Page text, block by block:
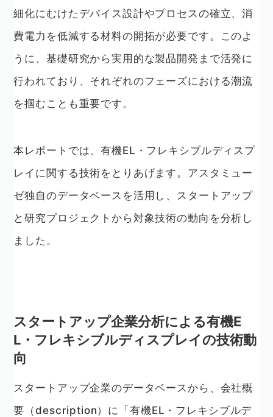
細化にむけたデバイス設計やプロセスの確立、消
費電力を低減する材料の開拓が必要です。このよ
うに、基礎研究から実用的な製品開発まで活発に
行われており、それぞれのフェーズにおける潮流
を掴むことも重要です。
本レポートでは、有機EL・フレキシブルディスプ
レイに関する技術をとりあげます。アスタミュー
ゼ独自のデータベースを活用し、スタートアップ
と研究プロジェクトから対象技術の動向を分析し
ました。
スタートアップ企業分析による有機E
L・フレキシブルディスプレイの技術動
向
スタートアップ企業のデータベースから、会社概
要（description）に「有機EL・フレキシブルデ